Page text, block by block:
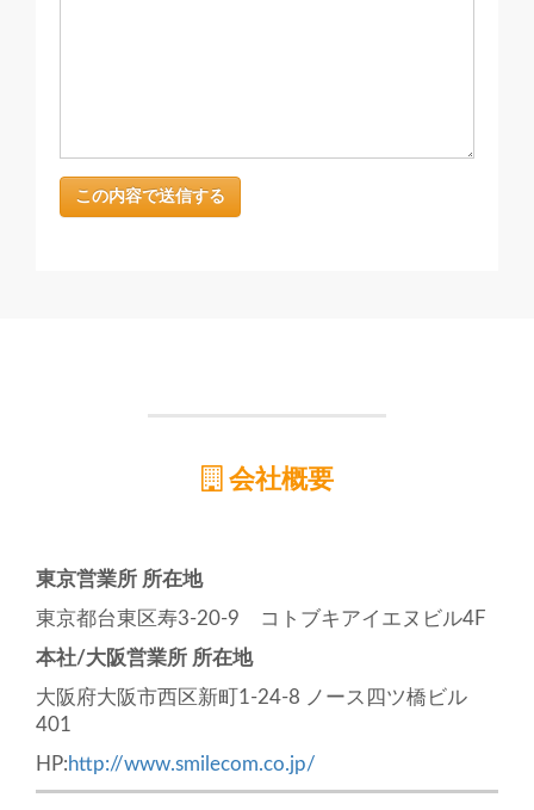
会社概要
東京営業所 所在地
東京都台東区寿3-20-9 コトブキアイエヌビル4F
本社/大阪営業所 所在地
大阪府大阪市西区新町1-24-8 ノース四ツ橋ビル
401
HP:http://www.smilecom.co.jp/